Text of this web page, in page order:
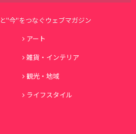
"今"をつなぐウェブマガジン
アート
雑貨・インテリア
観光・地域
ライフスタイル